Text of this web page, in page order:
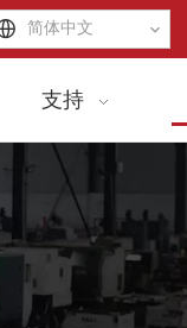
简体中文
支持